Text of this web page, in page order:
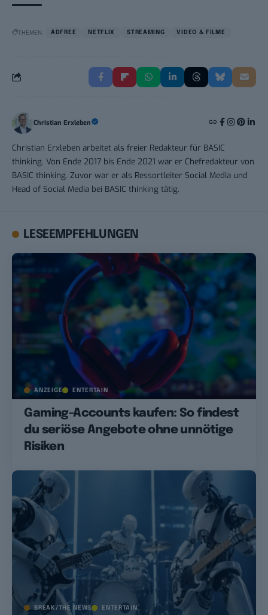
THEMEN: ADFREE NETFLIX STREAMING VIDEO & FILME
Christian Erxleben
Christian Erxleben arbeitet als freier Redakteur für BASIC
thinking. Von Ende 2017 bis Ende 2021 war er Chefredakteur von
BASIC thinking. Zuvor war er als Ressortleiter Social Media und
Head of Social Media bei BASIC thinking tätig.
LESEEMPFEHLUNGEN
ANZEIGE ENTERTAIN
Gaming-Accounts kaufen: So findest
du seriöse Angebote ohne unnötige
Risiken
BREAK/THE NEWS ENTERTAIN